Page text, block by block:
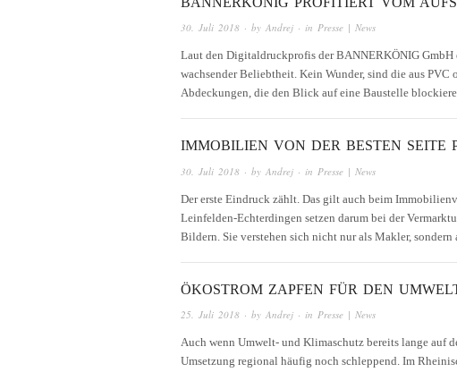
30. Juli 2018 · by Andrej · in Presse | News
Laut den Digitaldruckprofis der BANNERKÖNIG
wachsender Beliebtheit. Kein Wunder, sind die aus
Abdeckungen, die den Blick auf eine Baustelle
IMMOBILIEN VON DER BESTEN SEITE
30. Juli 2018 · by Andrej · in Presse | News
Der erste Eindruck zählt. Das gilt auch beim
Leinfelden-Echterdingen setzen darum bei der
Bildern. Sie verstehen sich nicht nur als Makler, sondern
ÖKOSTROM ZAPFEN FÜR DEN
25. Juli 2018 · by Andrej · in Presse | News
Auch wenn Umwelt- und Klimaschutz bereits lange auf
Umsetzung regional häufig noch schleppend. Im